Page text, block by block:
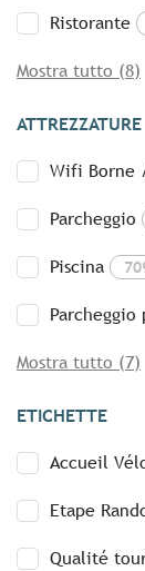
Ristorante
Mostra tutto (8)
ATTREZZATURE
Wifi Borne
Parcheggio
Piscina
Parcheggio
Mostra tutto (7)
ETICHETTE
Accueil
Etape
Qualité